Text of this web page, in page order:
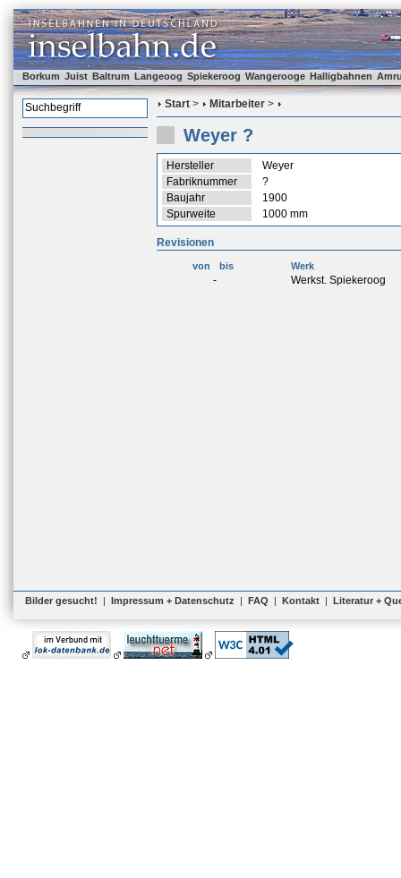
Borkum Juist Baltrum Langeoog Spiekeroog Wangerooge Halligbahnen
Start > Mitarbeiter >
Weyer ?
Hersteller
Weyer
Fabriknummer
?
Baujahr
1900
Spurweite
1000 mm
Revisionen
von bis Werk
- Werkst. Spiekeroog
Bilder gesucht! | Impressum + Datenschutz | FAQ | Kontakt | Literatur +